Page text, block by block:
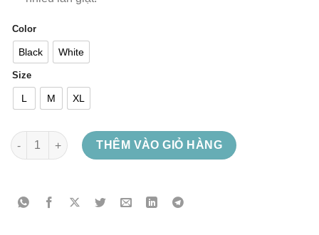
Color
Black White
Size
L M XL
Rocket deer pole số lượng
THÊM VÀO GIỎ HÀNG